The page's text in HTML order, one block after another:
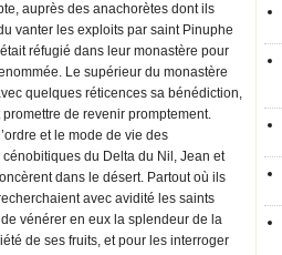
auprès des anachorètes dont ils
vanter les exploits par saint Pinuphe
réfugié dans leur monastère pour
Le supérieur du monastère
quelques réticences sa bénédiction,
de revenir promptement.
et le mode de vie des
du Delta du Nil, Jean et
dans le désert. Partout où ils
avec avidité les saints
vénérer en eux la splendeur de la
de ses fruits, et pour les interroger